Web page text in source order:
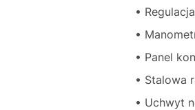
•
•
• Panel
• Stalowa
• Uchwyt